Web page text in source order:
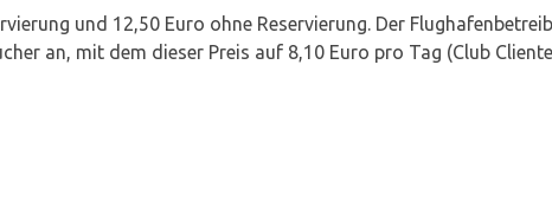
und 12,50 Euro ohne Reservierung. Der
an, mit dem dieser Preis auf 8,10 Euro pro Tag (Club Cliente